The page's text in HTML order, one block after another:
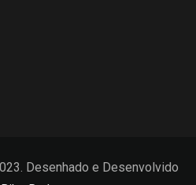
Desenhado e Desenvolvido